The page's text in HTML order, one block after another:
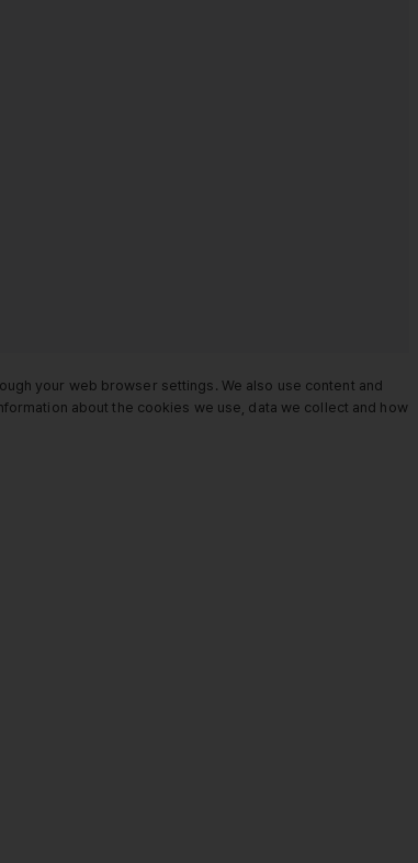
your web browser settings. We also use content and
about the cookies we use, data we collect and how